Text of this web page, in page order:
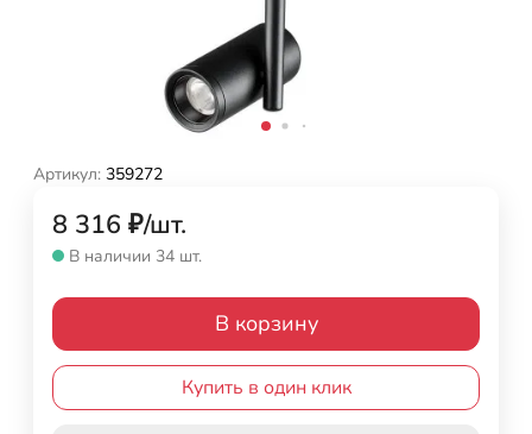
Артикул: 359272
8 316 ₽/шт.
В наличии 34 шт.
В корзину
Купить в один клик